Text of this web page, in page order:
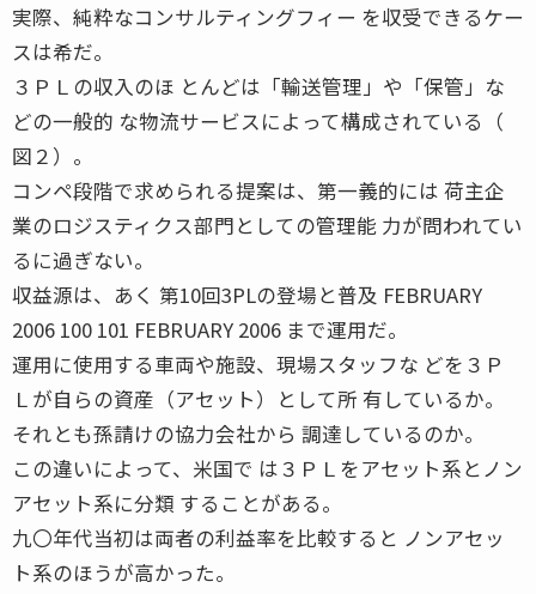
実際、純粋なコンサルティングフィー を収受できるケー
スは希だ。
３ＰＬの収入のほ とんどは「輸送管理」や「保管」な
どの一般的 な物流サービスによって構成されている（
図２）。
コンペ段階で求められる提案は、第一義的には 荷主企
業のロジスティクス部門としての管理能 力が問われてい
るに過ぎない。
収益源は、あく 第10回3PLの登場と普及 FEBRUARY
2006 100 101 FEBRUARY 2006 まで運用だ。
運用に使用する車両や施設、現場スタッフな どを３Ｐ
Ｌが自らの資産（アセット）として所 有しているか。
それとも孫請けの協力会社から 調達しているのか。
この違いによって、米国で は３ＰＬをアセット系とノン
アセット系に分類 することがある。
九〇年代当初は両者の利益率を比較すると ノンアセッ
ト系のほうが高かった。